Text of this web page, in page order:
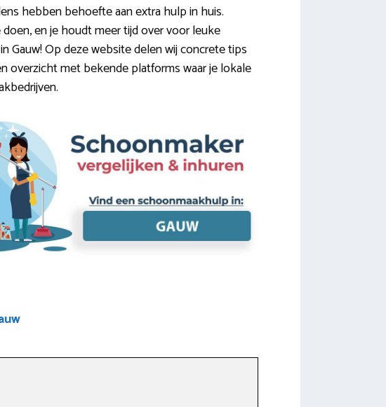
hebben behoefte aan extra hulp in huis.
en je houdt meer tijd over voor leuke
Gauw! Op deze website delen wij concrete tips
overzicht met bekende platforms waar je lokale